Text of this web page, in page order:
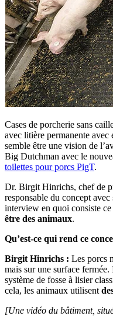
Cases de porcherie sans
avec litière permanente
semble être une vision de
Big Dutchman avec le
toilettes pour porcs PigT.
Dr. Birgit Hinrichs, chef de
responsable du concept
interview en quoi consiste
être des animaux.
Qu’est-ce qui rend ce
Birgit Hinrichs : Les porcs
mais sur une surface
système de fosse à lisier
cela, les animaux utilisent
[Une vidéo du bâtiment,